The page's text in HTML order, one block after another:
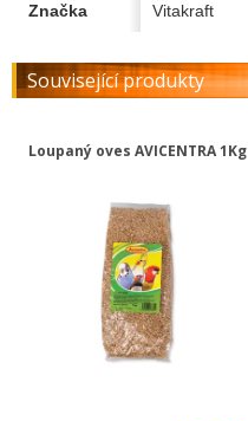
Značka Vitakraft
Související produkty
Loupaný oves AVICENTRA 1Kg